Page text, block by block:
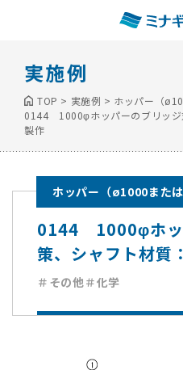
実施例
TOP > 実施例 > ホッパー（
0144 1000φホッパーのブリッジ
製作
ホッパー（ø1000また
0144 1000φホッ
策、シャフト材質
＃その他＃化学